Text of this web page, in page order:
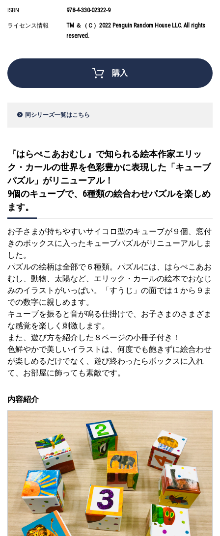
ISBN 978-4-330-02322-9
ライセンス情報
TM ＆（Ｃ）2022 Penguin Random House LLC. All rights
reserved.
購入
同シリーズ一覧はこちら
『はらぺこあおむし』で知られる絵本作家エリッ
ク・カールの世界を色彩豊かに表現した「キューブ
パズル」がリニューアル！
9個のキューブで、6種類の絵合わせパズルを楽しめ
ます。
お子さまが持ちやすいサイコロ型のキューブが９個、窓付
きのボックスに入ったキューブパズルがリニューアルしま
した。
パズルの絵柄は全部で６種類。パズルには、はらぺこあお
むし、動物、太陽など、エリック・カールの絵本でおなじ
みのイラストがいっぱい。「すうじ」の面では１から９ま
での数字に親しめます。
キューブを振ると音が鳴る仕掛けで、お子さまのさまざま
な感覚を楽しく刺激します。
また、遊び方を紹介した８ページの小冊子付き！
色鮮やかで美しいイラストは、何度でも飽きずに絵合わせ
が楽しめるだけでなく、遊び終わったらボックスに入れ
て、お部屋に飾っても素敵です。
内容紹介